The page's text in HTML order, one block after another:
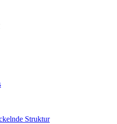
Struktur